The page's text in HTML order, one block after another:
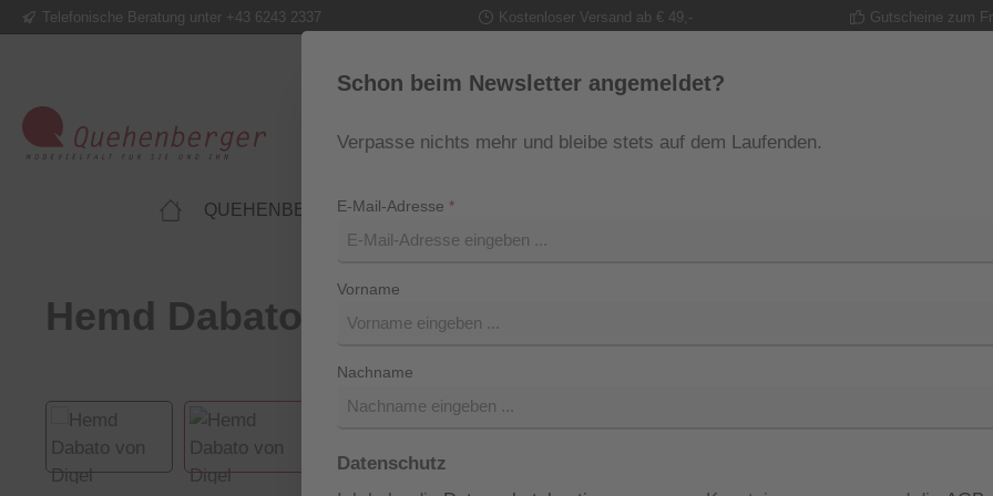
Hauptinhalt springen
Zur Suche springen
Zur Hauptnavigation springen
Telefonische Beratung unter +43 6243 2337 Kostenloser Versand ab € 49,- Gutscheine zum
QUEHENBERGER LIFESTYLE
Hemd Dabato von Digel
Bildergalerie überspringen
Schon beim Newsletter angemeldet?
Verpasse nichts mehr und bleibe stets auf dem Laufenden.
E-Mail-Adresse *
Vorname
Nachname
Datenschutz